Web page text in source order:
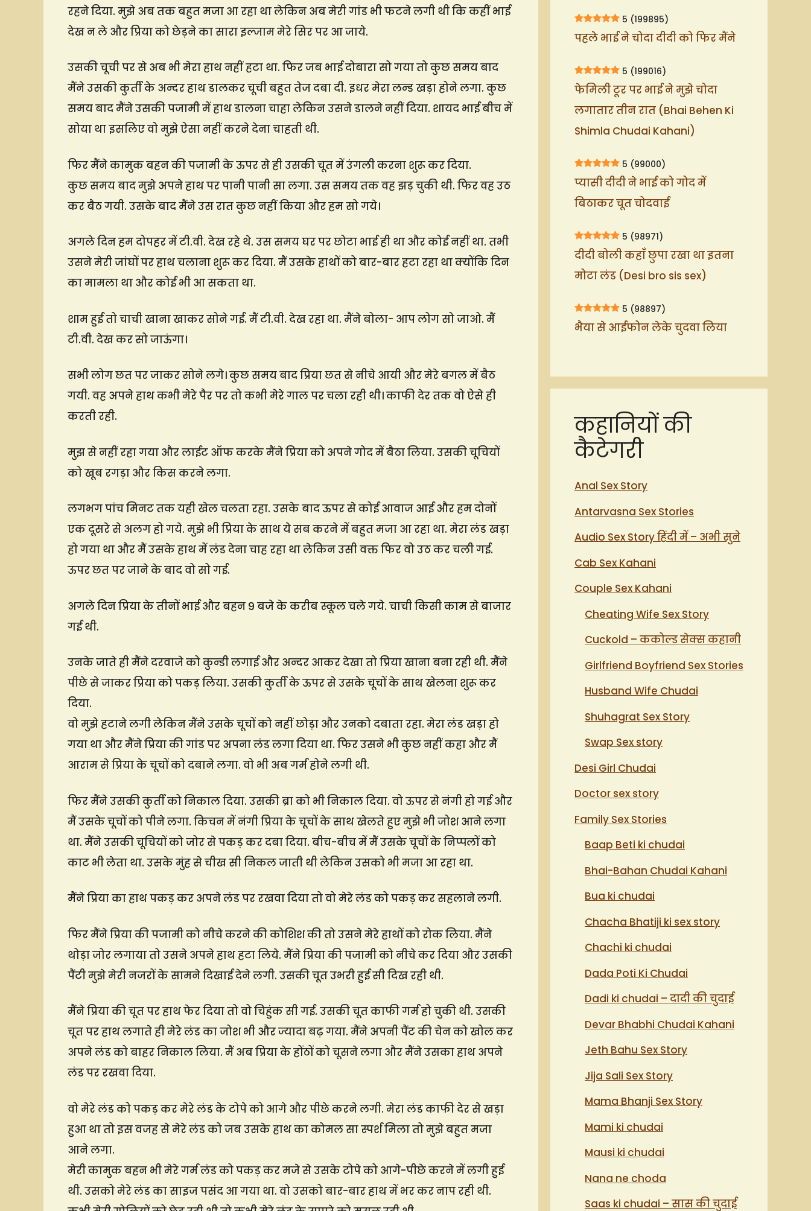
रहने दिया. मुझे अब तक बहुत मजा आ रहा था लेकिन अब मेरी गांड भी फटने लगी थी कि कहीं भाई
देख न ले और प्रिया को छेड़ने का सारा इल्जाम मेरे सिर पर आ जाये.
उसकी चूची पर से अब भी मेरा हाथ नहीं हटा था. फिर जब भाई दोबारा सो गया तो कुछ समय बाद
मैंने उसकी कुर्ती के अन्दर हाथ डालकर चूची बहुत तेज दबा दी. इधर मेरा लन्ड खड़ा होने लगा. कुछ
समय बाद मैंने उसकी पजामी में हाथ डालना चाहा लेकिन उसने डालने नहीं दिया. शायद भाई बीच में
सोया था इसलिए वो मुझे ऐसा नहीं करने देना चाहती थी.
फिर मैंने कामुक बहन की पजामी के ऊपर से ही उसकी चूत में उंगली करना शुरू कर दिया.
कुछ समय बाद मुझे अपने हाथ पर पानी पानी सा लगा. उस समय तक वह झड़ चुकी थी. फिर वह उठ
कर बैठ गयी. उसके बाद मैंने उस रात कुछ नहीं किया और हम सो गये।
अगले दिन हम दोपहर में टी.वी. देख रहे थे. उस समय घर पर छोटा भाई ही था और कोई नहीं था. तभी
उसने मेरी जांघों पर हाथ चलाना शुरू कर दिया. मैं उसके हाथों को बार-बार हटा रहा था क्योंकि दिन
का मामला था और कोई भी आ सकता था.
शाम हुई तो चाची खाना खाकर सोने गई. मैं टी.वी. देख रहा था. मैंने बोला- आप लोग सो जाओ. मैं
टी.वी. देख कर सो जाऊंगा।
सभी लोग छत पर जाकर सोने लगे। कुछ समय बाद प्रिया छत से नीचे आयी और मेरे बगल में बैठ
गयी. वह अपने हाथ कभी मेरे पैर पर तो कभी मेरे गाल पर चला रही थी। काफी देर तक वो ऐसे ही
करती रही.
मुझ से नहीं रहा गया और लाईट ऑफ करके मैंने प्रिया को अपने गोद में बैठा लिया. उसकी चूचियों
को खूब रगड़ा और किस करने लगा.
लगभग पांच मिनट तक यही खेल चलता रहा. उसके बाद ऊपर से कोई आवाज आई और हम दोनों
एक दूसरे से अलग हो गये. मुझे भी प्रिया के साथ ये सब करने में बहुत मजा आ रहा था. मेरा लंड खड़ा
हो गया था और मैं उसके हाथ में लंड देना चाह रहा था लेकिन उसी वक्त फिर वो उठ कर चली गई.
ऊपर छत पर जाने के बाद वो सो गई.
अगले दिन प्रिया के तीनों भाई और बहन 9 बजे के करीब स्कूल चले गये. चाची किसी काम से बाजार
गई थी.
उनके जाते ही मैंने दरवाजे को कुन्डी लगाई और अन्दर आकर देखा तो प्रिया खाना बना रही थी. मैंने
पीछे से जाकर प्रिया को पकड़ लिया. उसकी कुर्ती के ऊपर से उसके चूचों के साथ खेलना शुरू कर
दिया.
वो मुझे हटाने लगी लेकिन मैंने उसके चूचों को नहीं छोड़ा और उनको दबाता रहा. मेरा लंड खड़ा हो
गया था और मैंने प्रिया की गांड पर अपना लंड लगा दिया था. फिर उसने भी कुछ नहीं कहा और मैं
आराम से प्रिया के चूचों को दबाने लगा. वो भी अब गर्म होने लगी थी.
फिर मैंने उसकी कुर्ती को निकाल दिया. उसकी ब्रा को भी निकाल दिया. वो ऊपर से नंगी हो गई और
मैं उसके चूचों को पीने लगा. किचन में नंगी प्रिया के चूचों के साथ खेलते हुए मुझे भी जोश आने लगा
था. मैंने उसकी चूचियों को जोर से पकड़ कर दबा दिया. बीच-बीच में मैं उसके चूचों के निप्पलों को
काट भी लेता था. उसके मुंह से चीख सी निकल जाती थी लेकिन उसको भी मजा आ रहा था.
मैंने प्रिया का हाथ पकड़ कर अपने लंड पर रखवा दिया तो वो मेरे लंड को पकड़ कर सहलाने लगी.
फिर मैंने प्रिया की पजामी को नीचे करने की कोशिश की तो उसने मेरे हाथों को रोक लिया. मैंने
थोड़ा जोर लगाया तो उसने अपने हाथ हटा लिये. मैंने प्रिया की पजामी को नीचे कर दिया और उसकी
पैंटी मुझे मेरी नजरों के सामने दिखाई देने लगी. उसकी चूत उभरी हुई सी दिख रही थी.
मैंने प्रिया की चूत पर हाथ फेर दिया तो वो चिहुंक सी गई. उसकी चूत काफी गर्म हो चुकी थी. उसकी
चूत पर हाथ लगाते ही मेरे लंड का जोश भी और ज्यादा बढ़ गया. मैंने अपनी पैंट की चेन को खोल कर
अपने लंड को बाहर निकाल लिया. मैं अब प्रिया के होंठों को चूसने लगा और मैंने उसका हाथ अपने
लंड पर रखवा दिया.
वो मेरे लंड को पकड़ कर मेरे लंड के टोपे को आगे और पीछे करने लगी. मेरा लंड काफी देर से खड़ा
हुआ था तो इस वजह से मेरे लंड को जब उसके हाथ का कोमल सा स्पर्श मिला तो मुझे बहुत मजा
आने लगा.
मेरी कामुक बहन भी मेरे गर्म लंड को पकड़ कर मजे से उसके टोपे को आगे-पीछे करने में लगी हुई
थी. उसको मेरे लंड का साइज पसंद आ गया था. वो उसको बार-बार हाथ में भर कर नाप रही थी.
5 (199895)
पहले भाई ने चोदा दीदी को फिर मैंने
5 (199016)
फेमिली टूर पर भाई ने मुझे चोदा
लगातार तीन रात (Bhai Behen Ki
Shimla Chudai Kahani)
5 (99000)
प्यासी दीदी ने भाई को गोद में
बिठाकर चूत चोदवाई
5 (98971)
दीदी बोली कहाँ छुपा रखा था इतना
मोटा लंड (Desi bro sis sex)
5 (98897)
भैया से आईफोन लेके चुदवा लिया
कहानियों की
कैटेगरी
Anal Sex Story
Antarvasna Sex Stories
Audio Sex Story हिंदी में – अभी सुने
Cab Sex Kahani
Couple Sex Kahani
Cheating Wife Sex Story
Cuckold – ककोल्ड सेक्स कहानी
Girlfriend Boyfriend Sex Stories
Husband Wife Chudai
Shuhagrat Sex Story
Swap Sex story
Desi Girl Chudai
Doctor sex story
Family Sex Stories
Baap Beti ki chudai
Bhai-Bahan Chudai Kahani
Bua ki chudai
Chacha Bhatiji ki sex story
Chachi ki chudai
Dada Poti Ki Chudai
Dadi ki chudai – दादी की चुदाई
Devar Bhabhi Chudai Kahani
Jeth Bahu Sex Story
Jija Sali Sex Story
Mama Bhanji Sex Story
Mami ki chudai
Mausi ki chudai
Nana ne choda
Saas ki chudai – सास की चुदाई